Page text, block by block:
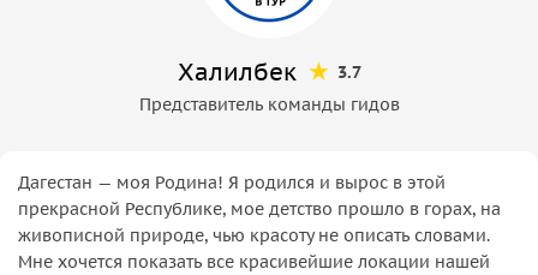
Халилбек
3.7
Представитель команды гидов
Дагестан — моя Родина! Я родился и вырос в этой
прекрасной Республике, мое детство прошло в горах, на
живописной природе, чью красоту не описать словами.
Мне хочется показать все красивейшие локации нашей